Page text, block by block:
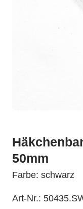
50mm
Farbe: schwarz
Art-Nr.: